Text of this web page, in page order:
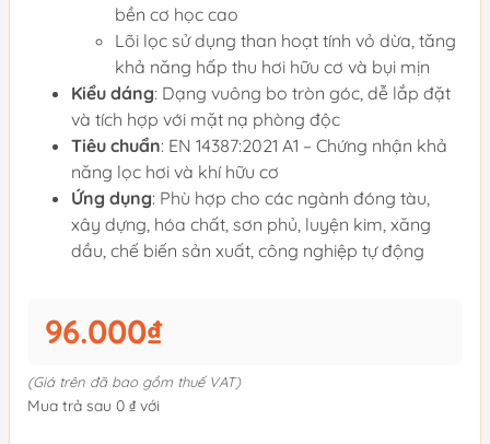
bền cơ học cao
Lõi lọc sử dụng than hoạt tính vỏ dừa, tăng
khả năng hấp thu hơi hữu cơ và bụi mịn
Kiểu dáng: Dạng vuông bo tròn góc, dễ lắp đặt
và tích hợp với mặt nạ phòng độc
Tiêu chuẩn: EN 14387:2021 A1 – Chứng nhận khả
năng lọc hơi và khí hữu cơ
Ứng dụng: Phù hợp cho các ngành đóng tàu,
xây dựng, hóa chất, sơn phủ, luyện kim, xăng
dầu, chế biến sản xuất, công nghiệp tự động
96.000₫
(Giá trên đã bao gồm thuế VAT)
Mua trả sau 0 ₫ với